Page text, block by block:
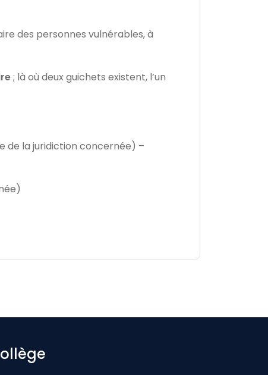
des personnes vulnérables, à
; là où deux guichets existent, l’un
de la juridiction concernée) –